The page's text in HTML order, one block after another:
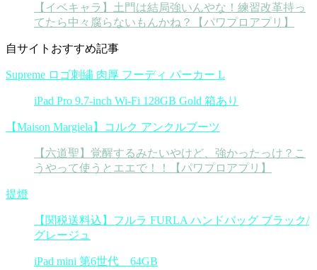
【イベキャラ】土門は結局強いんやな！練習改革持っ
てたら中々腐らないもんかね？【パワプロアプリ】
自サイトおすすめ記事
Supreme ロゴ刺繍 肉厚 フーディ パーカー L
iPad Pro 9.7-inch Wi-Fi 128GB Gold 箱あり
【Maison Margiela】コルク アンクルブーツ
【六道聖】覚醒するみたいやけど、強かったっけ？こ
うやって使うとエエで！！【パワプロアプリ】
提燈
【関税送料込】フルラ FURLA ハンドバッグ ブラック/
グレージュ
iPad mini 第6世代 64GB